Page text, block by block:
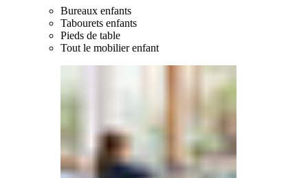
Bureaux enfants
Tabourets enfants
Pieds de table
Tout le mobilier enfant